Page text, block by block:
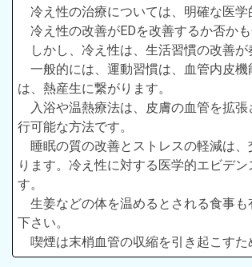
冷え性の治療については、明確な医
冷え性の改善がEDを改善するか否か
しかし、冷え性は、生活習慣の改善
一般的には、運動習慣は、血管内皮
は、熱産生に繋がります。
入浴や温熱療法は、皮膚の血管を拡
行可能な方法です。
睡眠の質の改善とストレスの軽減は
ります。冷え性に対する医学的エビデ
す。
生姜などの体を温めるとされる食事
下さい。
喫煙は末梢血管の収縮を引き起こす